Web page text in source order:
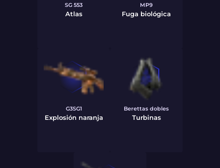
SG 553
Atlas
MP9
Fuga biológica
G3SG1
Explosión naranja
Berettas dobles
Turbinas